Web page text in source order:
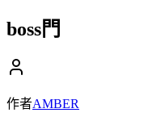
boss門
作者AMBER